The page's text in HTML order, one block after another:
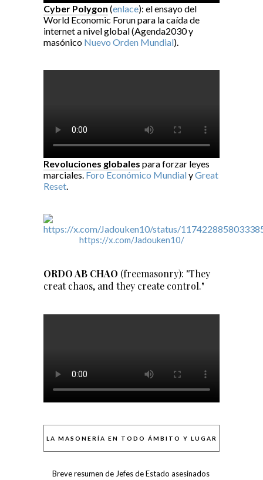
Cyber Polygon (enlace): el ensayo del
World Economic Forun para la caída de
internet a nivel global (Agenda2030 y
masónico Nuevo Orden Mundial).
Revoluciones globales para forzar leyes
marciales. Foro Económico MundialyGreat
Reset.
https://x.com/Jadouken10/
ORDO AB CHAO (freemasonry): "They
creat chaos, and they create control."
LA MASONERÍA EN TODO ÁMBITO Y LUGAR
Breve resumen de Jefes de Estado asesinados